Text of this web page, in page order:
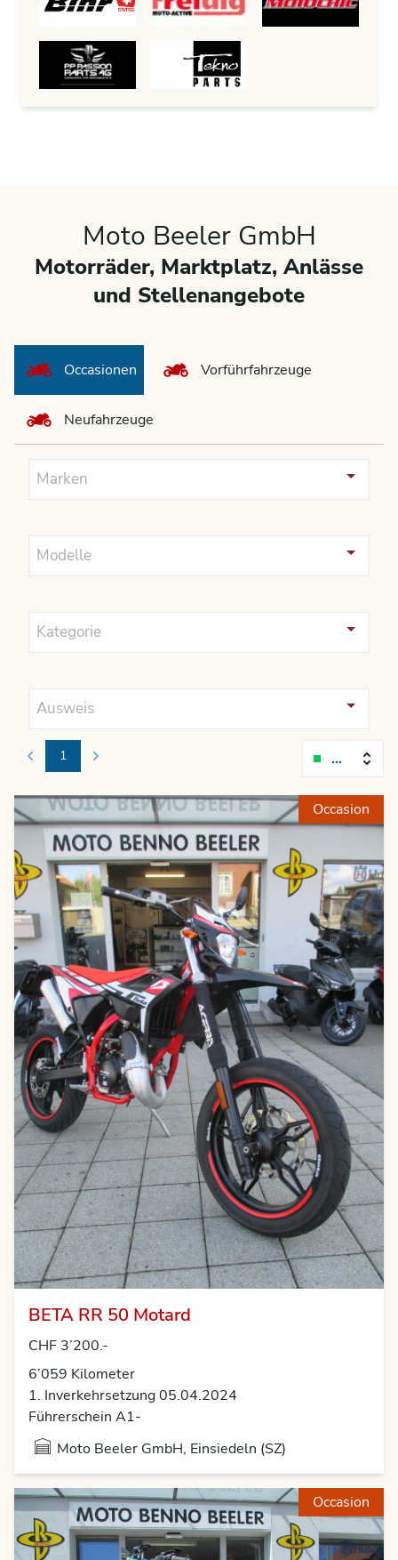
Moto Beeler GmbH
Motorräder, Marktplatz, Anlässe
und Stellenangebote
Occasionen Vorführfahrzeuge
Neufahrzeuge
Marken
Modelle
Kategorie
Ausweis
Previous
1 Next Relevanz
Occasion
BETA RR 50 Motard
CHF 3’200.-
6’059 Kilometer
1. Inverkehrsetzung 05.04.2024
Führerschein A1-
Moto Beeler GmbH, Einsiedeln (SZ)
Occasion